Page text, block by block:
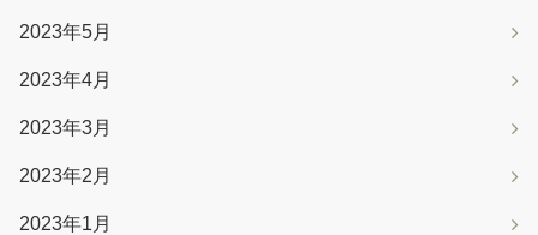
2023年5月
2023年4月
2023年3月
2023年2月
2023年1月